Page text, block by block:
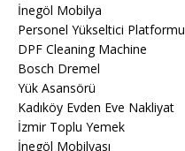
İnegöl Mobilya
Personel Yükseltici Platformu
DPF Cleaning Machine
Bosch Dremel
Yük Asansörü
Kadıköy Evden Eve Nakliyat
İzmir Toplu Yemek
İnegöl Mobilyası